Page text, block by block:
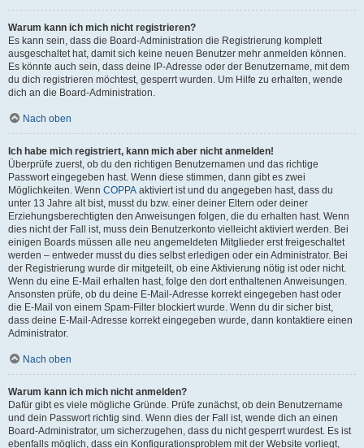
Warum kann ich mich nicht registrieren?
Es kann sein, dass die Board-Administration die Registrierung komplett
ausgeschaltet hat, damit sich keine neuen Benutzer mehr anmelden können.
Es könnte auch sein, dass deine IP-Adresse oder der Benutzername, mit dem
du dich registrieren möchtest, gesperrt wurden. Um Hilfe zu erhalten, wende
dich an die Board-Administration.
Nach oben
Ich habe mich registriert, kann mich aber nicht anmelden!
Überprüfe zuerst, ob du den richtigen Benutzernamen und das richtige
Passwort eingegeben hast. Wenn diese stimmen, dann gibt es zwei
Möglichkeiten. Wenn COPPA aktiviert ist und du angegeben hast, dass du
unter 13 Jahre alt bist, musst du bzw. einer deiner Eltern oder deiner
Erziehungsberechtigten den Anweisungen folgen, die du erhalten hast. Wenn
dies nicht der Fall ist, muss dein Benutzerkonto vielleicht aktiviert werden. Bei
einigen Boards müssen alle neu angemeldeten Mitglieder erst freigeschaltet
werden – entweder musst du dies selbst erledigen oder ein Administrator. Bei
der Registrierung wurde dir mitgeteilt, ob eine Aktivierung nötig ist oder nicht.
Wenn du eine E-Mail erhalten hast, folge den dort enthaltenen Anweisungen.
Ansonsten prüfe, ob du deine E-Mail-Adresse korrekt eingegeben hast oder
die E-Mail von einem Spam-Filter blockiert wurde. Wenn du dir sicher bist,
dass deine E-Mail-Adresse korrekt eingegeben wurde, dann kontaktiere einen
Administrator.
Nach oben
Warum kann ich mich nicht anmelden?
Dafür gibt es viele mögliche Gründe. Prüfe zunächst, ob dein Benutzername
und dein Passwort richtig sind. Wenn dies der Fall ist, wende dich an einen
Board-Administrator, um sicherzugehen, dass du nicht gesperrt wurdest. Es ist
ebenfalls möglich, dass ein Konfigurationsproblem mit der Website vorliegt,